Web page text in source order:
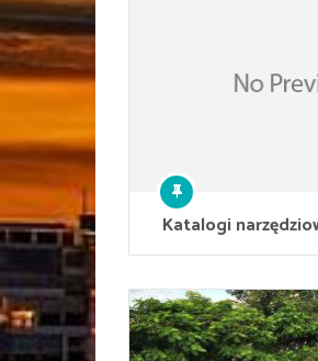
Katalogi